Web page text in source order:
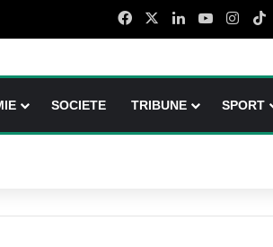
FacebookLinkedinYouTube
SOCIETE TRIBUNE SPORT